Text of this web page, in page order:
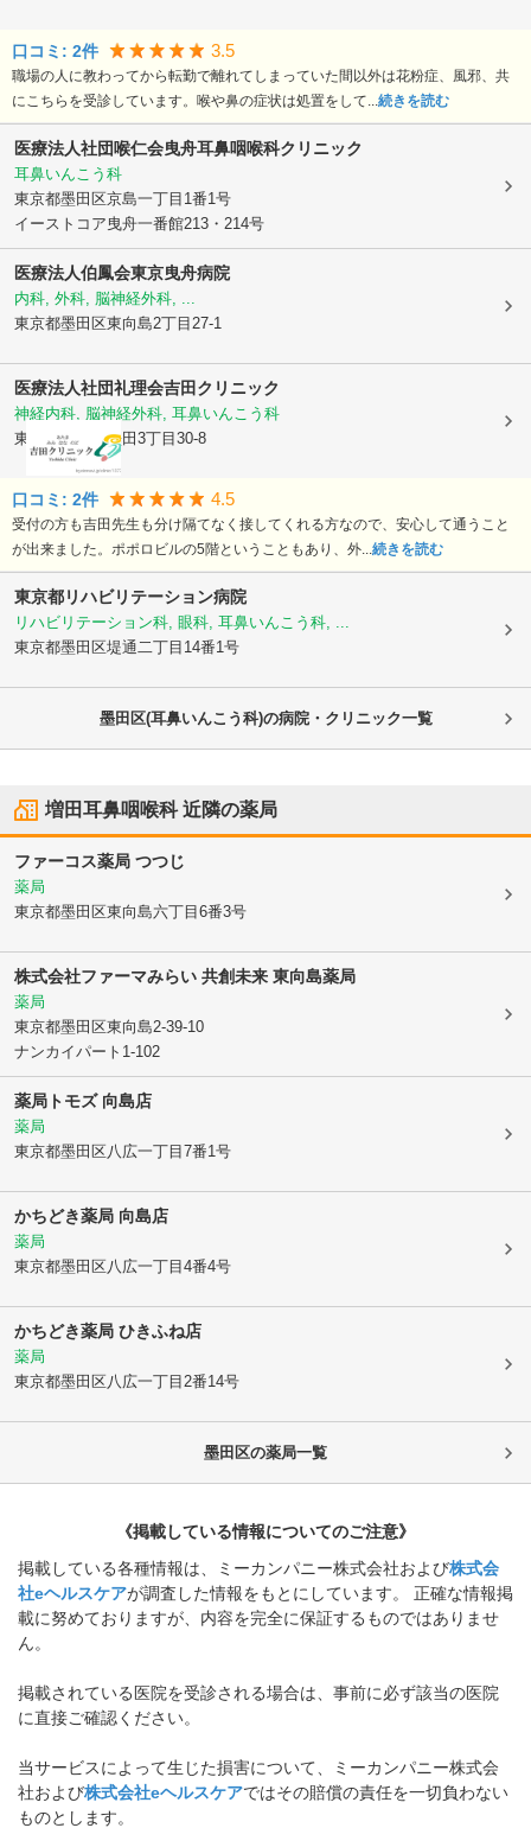
口コミ: 2件 3.5
職場の人に教わってから転勤で離れてしまっていた間以外は花粉症、風邪、共
にこちらを受診しています。喉や鼻の症状は処置をして...続きを読む
医療法人社団喉仁会曳舟耳鼻咽喉科クリニック
耳鼻いんこう科
東京都墨田区京島一丁目1番1号
イーストコア曳舟一番館213・214号
医療法人伯鳳会東京曳舟病院
内科, 外科, 脳神経外科, ...
東京都墨田区東向島2丁目27-1
医療法人社団礼理会吉田クリニック
神経内科, 脳神経外科, 耳鼻いんこう科
東京都墨田区墨田3丁目30-8
口コミ: 2件 4.5
受付の方も吉田先生も分け隔てなく接してくれる方なので、安心して通うこと
が出来ました。ポポロビルの5階ということもあり、外...続きを読む
東京都リハビリテーション病院
リハビリテーション科, 眼科, 耳鼻いんこう科, ...
東京都墨田区堤通二丁目14番1号
墨田区(耳鼻いんこう科)の病院・クリニック一覧
増田耳鼻咽喉科近隣の薬局
ファーコス薬局 つつじ
薬局
東京都墨田区東向島六丁目6番3号
株式会社ファーマみらい 共創未来 東向島薬局
薬局
東京都墨田区東向島2-39-10
ナンカイパート1-102
薬局トモズ 向島店
薬局
東京都墨田区 八広一丁目7番1号
かちどき薬局 向島店
薬局
東京都墨田区 八広一丁目4番4号
かちどき薬局 ひきふね店
薬局
東京都墨田区 八広一丁目2番14号
墨田区の薬局一覧
《掲載している情報についてのご注意》
掲載している各種情報は、ミーカンパニー株式会社および株式会
社eヘルスケアが調査した情報をもとにしています。 正確な情報掲
載に努めておりますが、内容を完全に保証するものではありませ
ん。
掲載されている医院を受診される場合は、事前に必ず該当の医院
に直接ご確認ください。
当サービスによって生じた損害について、ミーカンパニー株式会
社および株式会社eヘルスケアではその賠償の責任を一切負わない
ものとします。